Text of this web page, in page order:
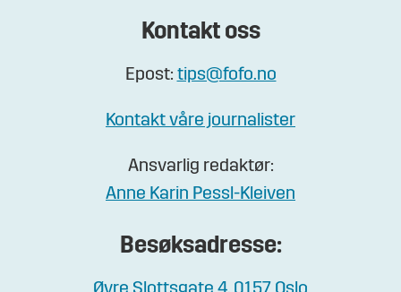
Kontakt oss
Epost: tips@fofo.no
Kontakt våre journalister
Ansvarlig redaktør:
Anne Karin Pessl-Kleiven
Besøksadresse: